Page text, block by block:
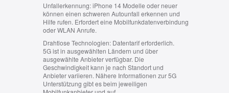
Unfallerkennung:iPhone 14 Modelle oder neuer
können einen schweren Autounfall erkennen und
Hilfe rufen. Erfordert eine Mobilfunkdatenverbindung
oder WLAN Anrufe.
Drahtlose Technologien:Datentarif erforderlich.
5G ist in ausgewählten Ländern und über
ausgewählte Anbieter verfügbar. Die
Geschwindigkeit kann je nach Standort und
Anbieter variieren. Nähere Informationen zur 5G
Unterstützung gibt es beim jeweiligen